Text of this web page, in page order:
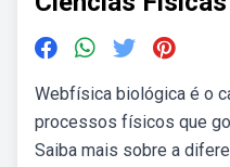
Webfísica biológica é o
processos físicos que
Saiba mais sobre a